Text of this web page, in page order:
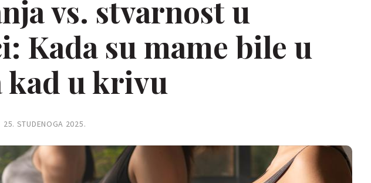
vs. stvarnost u
Kada su mame bile u
kad u krivu
25. STUDENOGA 2025.